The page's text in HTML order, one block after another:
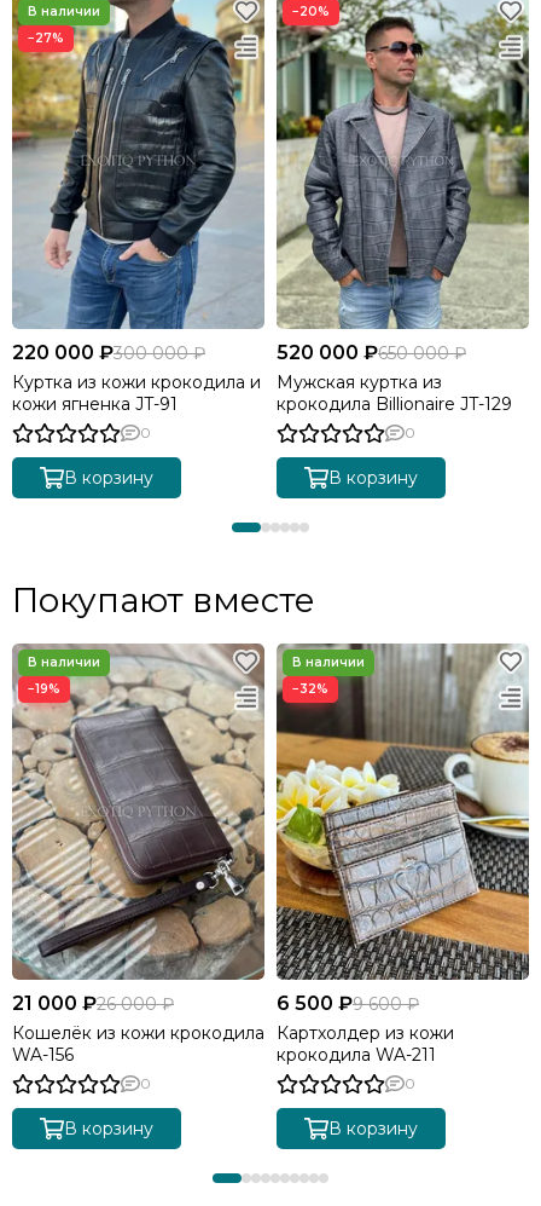
−27%
220 000 ₽300 000 ₽
Куртка из кожи крокодила и
кожи ягненка JT-91
0
В корзину
−20%
520 000 ₽650 000 ₽
Мужская куртка из
крокодила Billionaire JT-129
0
В корзину
Покупают вместе
−19%
21 000 ₽26 000 ₽
Кошелёк из кожи крокодила
WA-156
0
В корзину
−32%
6 500 ₽9 600 ₽
Картхолдер из кожи
крокодила WA-211
0
В корзину